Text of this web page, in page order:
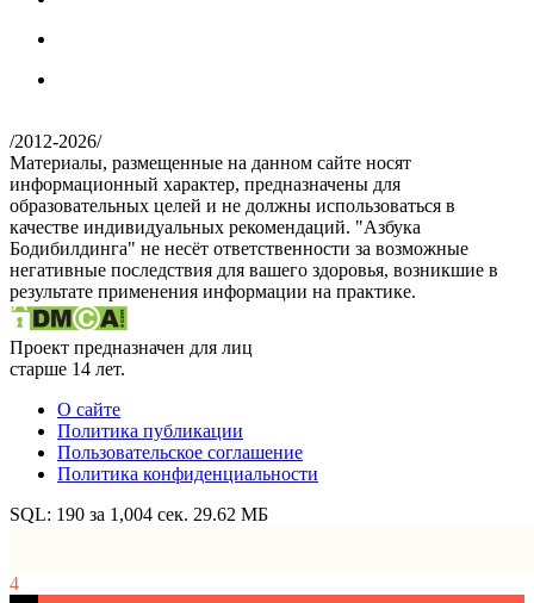
/2012-2026/
Материалы, размещенные на данном сайте носят
информационный характер, предназначены для
образовательных целей и не должны использоваться в
качестве индивидуальных рекомендаций. "Азбука
Бодибилдинга" не несёт ответственности за возможные
негативные последствия для вашего здоровья, возникшие в
результате применения информации на практике.
Проект предназначен для лиц
старше 14 лет.
О сайте
Политика публикации
Пользовательское соглашение
Политика конфиденциальности
SQL: 190 за 1,004 сек. 29.62 МБ
4